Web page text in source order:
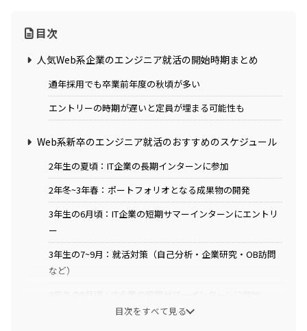
目次
人気Web系企業のエンジニア就活の開始時期まとめ
通年採用でも卒業前年度の秋頃が多い
エントリーの時期が遅いと定員が埋まる可能性も
Web系新卒のエンジニア就活のおすすめのスケジュール
2年生の夏頃：IT企業の長期インターンに参加
2年冬~3年春：ポートフォリオとなる成果物の開発
3年生の6月頃：IT企業の短期サマーインターンにエントリ
ー
3年生の7~9月：就活対策（自己分析・企業研究・OB訪問
など）
3年生の9月頃：志望企業を5~10社程度に選定
目次をすべて見る